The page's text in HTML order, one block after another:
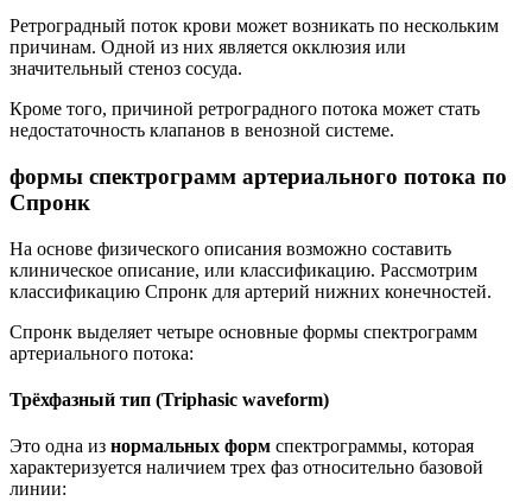
Ретроградный поток крови может возникать по нескольким
причинам. Одной из них является окклюзия или
значительный стеноз сосуда.
Кроме того, причиной ретроградного потока может стать
недостаточность клапанов в венозной системе.
формы спектрограмм артериального потока по
Спронк
На основе физического описания возможно составить
клиническое описание, или классификацию. Рассмотрим
классификацию Спронк для артерий нижних конечностей.
Спронк выделяет четыре основные формы спектрограмм
артериального потока:
Трёхфазный тип (Triphasic waveform)
Это одна из нормальных форм спектрограммы, которая
характеризуется наличием трех фаз относительно базовой
линии: